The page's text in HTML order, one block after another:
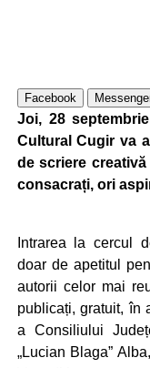
Facebook
Joi, 28
Cultural Cugir va
de scriere
consacrați, ori
Intrarea la cercul
doar de apetitul
autorii celor mai
publicați, gratuit, în
a Consiliului
„Lucian Blaga”